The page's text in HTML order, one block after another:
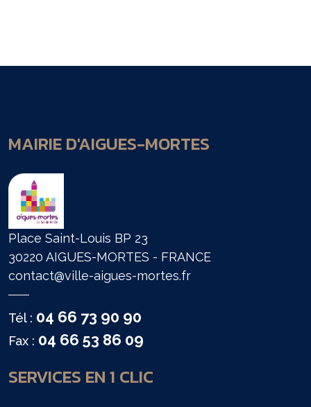
MAIRIE D'AIGUES-MORTES
Place Saint-Louis BP 23
30220 AIGUES-MORTES - FRANCE
contact@ville-aigues-mortes.fr
Tél : 04 66 73 90 90
Fax : 04 66 53 86 09
SERVICES EN 1 CLIC